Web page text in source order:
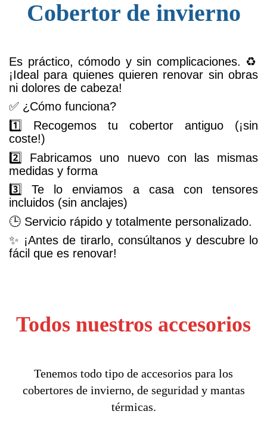
Cobertor de invierno
Es práctico, cómodo y sin complicaciones. ♻️
¡Ideal para quienes quieren renovar sin obras
ni dolores de cabeza!
✅ ¿Cómo funciona?
1️⃣ Recogemos tu cobertor antiguo (¡sin
coste!)
2️⃣ Fabricamos uno nuevo con las mismas
medidas y forma
3️⃣ Te lo enviamos a casa con tensores
incluidos (sin anclajes)
🕒 Servicio rápido y totalmente personalizado.
✨ ¡Antes de tirarlo, consúltanos y descubre lo
fácil que es renovar!
Todos nuestros accesorios
Tenemos todo tipo de accesorios para los
cobertores de invierno, de seguridad y mantas
térmicas.